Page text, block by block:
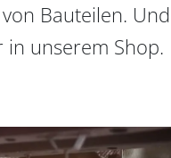
Bauteilen.
unserem Shop.